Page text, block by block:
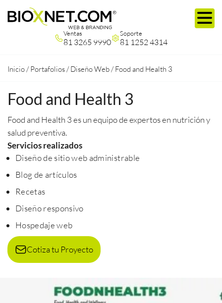
Ventas
81 3265 9990
Soporte
81 1252 4314
Inicio /Portafolios /Diseño Web /Food and Health 3
Food and Health 3
Food and Health 3 es un equipo de expertos en nutrición y
salud preventiva.
Servicios realizados
Diseño de sitio web administrable
Blog de artículos
Recetas
Diseño responsivo
Hospedaje web
Cotiza tu Proyecto